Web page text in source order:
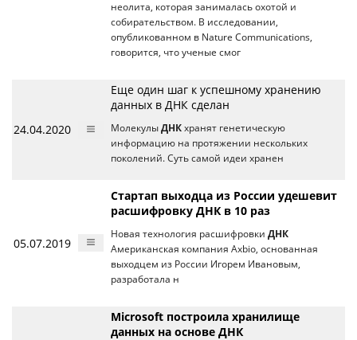
неолита, которая занималась охотой и
собирательством. В исследовании,
опубликованном в Nature Communications,
говорится, что ученые смог
24.04.2020
Еще один шаг к успешному хранению
данных в ДНК сделан
Молекулы ДНК хранят генетическую
информацию на протяжении нескольких
поколений. Суть самой идеи хранен
05.07.2019
Стартап выходца из России удешевит
расшифровку ДНК в 10 раз
Новая технология расшифровки ДНК
Американская компания Axbio, основанная
выходцем из России Игорем Ивановым,
разработала н
Microsoft построила хранилище
данных на основе ДНК